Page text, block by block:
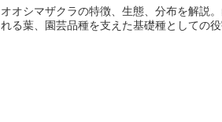
オオシマザクラの特徴、生態、分布を解説
れる葉、園芸品種を支えた基礎種としての役